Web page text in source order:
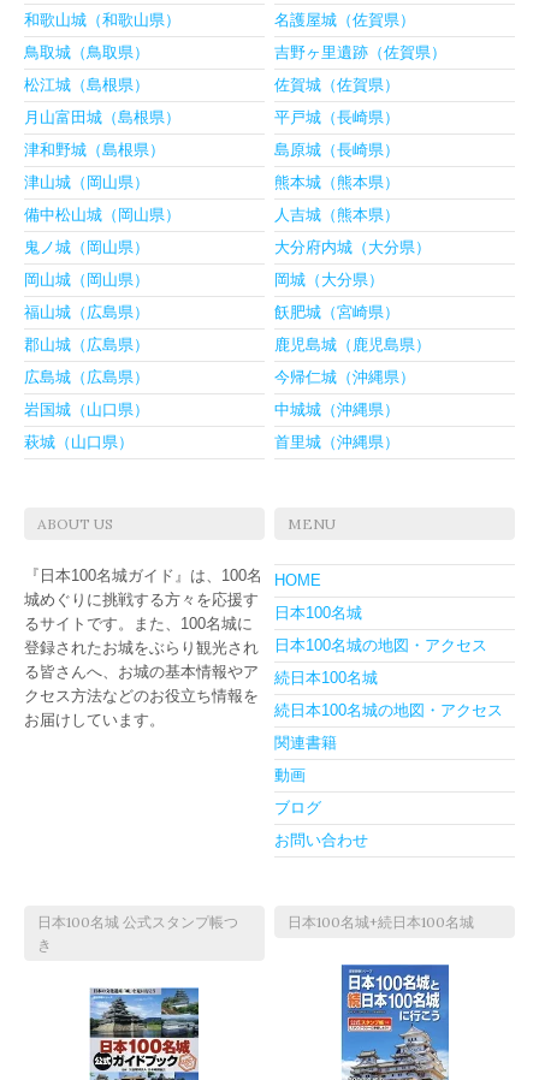
和歌山城（和歌山県）
鳥取城（鳥取県）
松江城（島根県）
月山富田城（島根県）
津和野城（島根県）
津山城（岡山県）
備中松山城（岡山県）
鬼ノ城（岡山県）
岡山城（岡山県）
福山城（広島県）
郡山城（広島県）
広島城（広島県）
岩国城（山口県）
萩城（山口県）
名護屋城（佐賀県）
吉野ヶ里遺跡（佐賀県）
佐賀城（佐賀県）
平戸城（長崎県）
島原城（長崎県）
熊本城（熊本県）
人吉城（熊本県）
大分府内城（大分県）
岡城（大分県）
飫肥城（宮崎県）
鹿児島城（鹿児島県）
今帰仁城（沖縄県）
中城城（沖縄県）
首里城（沖縄県）
ABOUT US
『日本100名城ガイド』は、100名
城めぐりに挑戦する方々を応援す
るサイトです。また、100名城に
登録されたお城をぶらり観光され
る皆さんへ、お城の基本情報やア
クセス方法などのお役立ち情報を
お届けしています。
MENU
HOME
日本100名城
日本100名城の地図・アクセス
続日本100名城
続日本100名城の地図・アクセス
関連書籍
動画
ブログ
お問い合わせ
日本100名城 公式スタンプ帳つ
き
日本100名城+続日本100名城